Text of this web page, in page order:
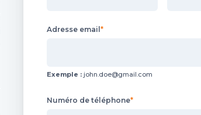
Adresse email *
Exemple :john.doe@gmail.com
Numéro de téléphone*